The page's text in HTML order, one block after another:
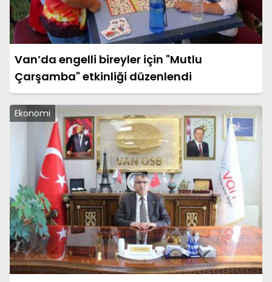
Van’da engelli bireyler için "Mutlu
Çarşamba" etkinliği düzenlendi
Ekonomi